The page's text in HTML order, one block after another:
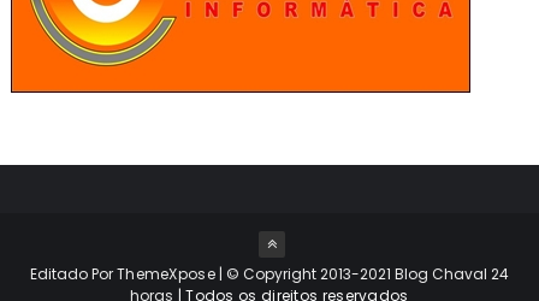
Editado PorThemeXpose| © Copyright 2013-2021 Blog Chaval 24
horas | Todos os direitos reservados